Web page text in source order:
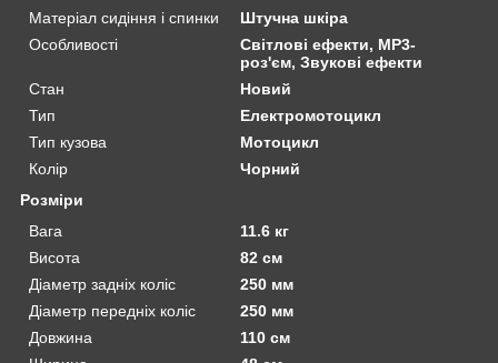
Матеріал сидіння і спинки
Штучна шкіра
Особливості
Світлові ефекти, MP3-
роз'єм, Звукові ефекти
Стан
Новий
Тип
Електромотоцикл
Тип кузова
Мотоцикл
Колір
Чорний
Розміри
Вага
11.6 кг
Висота
82 см
Діаметр задніх коліс
250 мм
Діаметр передніх коліс
250 мм
Довжина
110 см